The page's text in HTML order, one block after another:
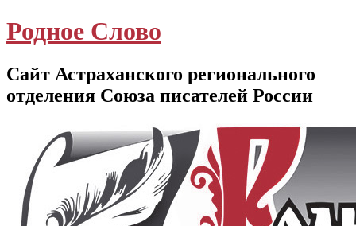
Родное Слово
Сайт Астраханского регионального
отделения Союза писателей России